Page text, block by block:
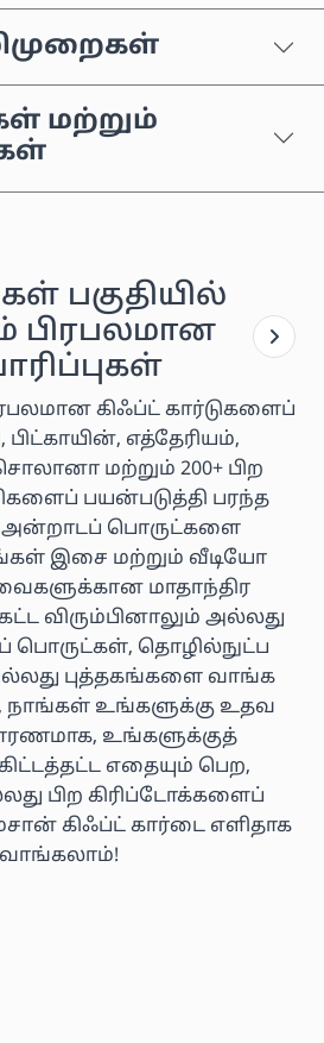
மற்றும்
பகுதியில்
பிரபலமான
கிஃப்ட் கார்டுகளைப்
பிட்காயின், எத்தேரியம்,
மற்றும் 200+ பிற
பயன்படுத்தி பரந்த
பொருட்களை
இசை மற்றும் வீடியோ
மாதாந்திர
விரும்பினாலும் அல்லது
பொருட்கள், தொழில்நுட்ப
புத்தகங்களை வாங்க
நாங்கள் உங்களுக்கு உதவ
உங்களுக்குத்
எதையும் பெற,
பிற கிரிப்டோக்களைப்
கிஃப்ட் கார்டை எளிதாக
வாங்கலாம்!